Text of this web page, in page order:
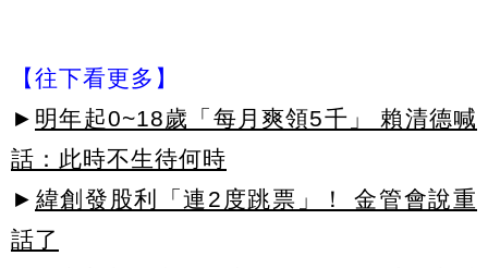
【往下看更多】
► 明年起0~18歲「每月爽領5千」 賴清德喊
話：此時不生待何時
► 緯創發股利「連2度跳票」！ 金管會說重
話了